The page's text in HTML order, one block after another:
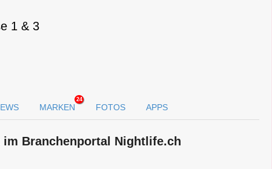
1 & 3
MARKEN
24
FOTOS APPS
Branchen­portal Nightlife.ch